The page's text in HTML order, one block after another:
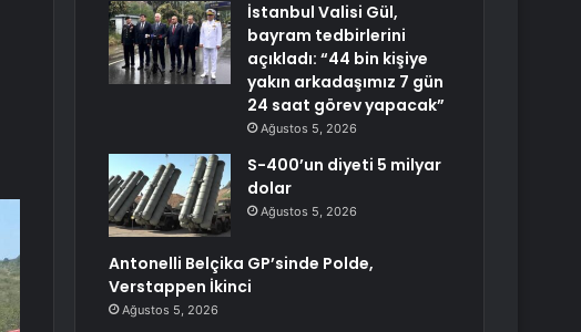
İstanbul Valisi Gül,
bayram tedbirlerini
açıkladı: “44 bin kişiye
yakın arkadaşımız 7 gün
24 saat görev yapacak”
Ağustos 5, 2026
S-400’un diyeti 5 milyar
dolar
Ağustos 5, 2026
Antonelli Belçika GP’sinde Polde,
Verstappen İkinci
Ağustos 5, 2026